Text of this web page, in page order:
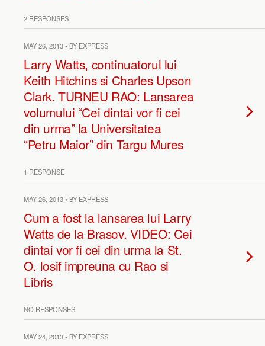
2 RESPONSES
MAY 26, 2013 • BY EXPRESS
Larry Watts, continuatorul lui
Keith Hitchins si Charles Upson
Clark. TURNEU RAO: Lansarea
volumului “Cei dintai vor fi cei
din urma” la Universitatea
“Petru Maior” din Targu Mures
1 RESPONSE
MAY 26, 2013 • BY EXPRESS
Cum a fost la lansarea lui Larry
Watts de la Brasov. VIDEO: Cei
dintai vor fi cei din urma la St.
O. Iosif impreuna cu Rao si
Libris
NO RESPONSES
MAY 24, 2013 • BY EXPRESS